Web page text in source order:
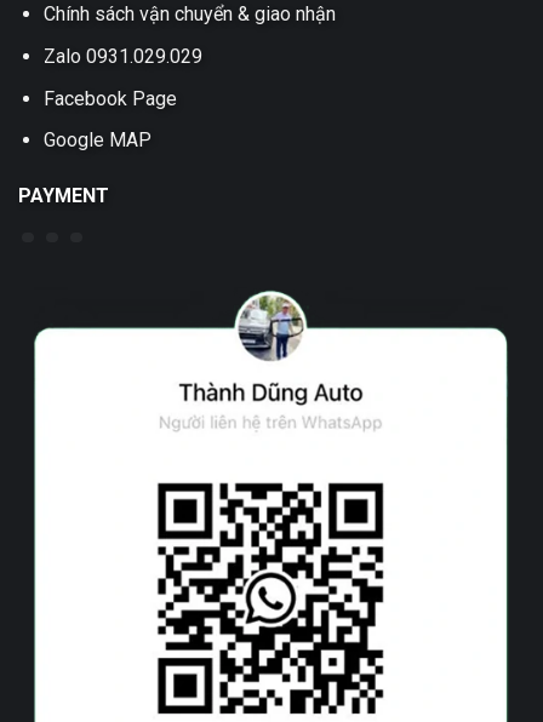
Chính sách vận chuyển & giao nhận
Zalo 0931.029.029
Facebook Page
Google MAP
PAYMENT